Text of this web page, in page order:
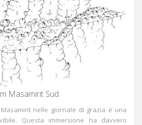
Masamirit Sud
nelle giornate di grazia è una
Questa immersione ha davvero